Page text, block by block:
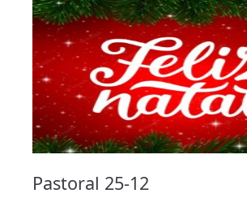
Pastoral 25-12